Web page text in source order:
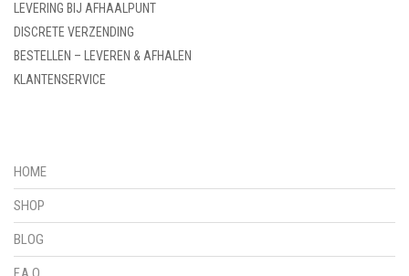
LEVERING BIJ AFHAALPUNT
DISCRETE VERZENDING
BESTELLEN – LEVEREN & AFHALEN
KLANTENSERVICE
HOME
SHOP
BLOG